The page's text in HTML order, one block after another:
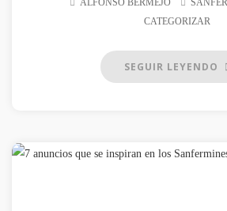
ALFONSO BERMEJO
CATEGORIZAR
SEGUIR LEYENDO